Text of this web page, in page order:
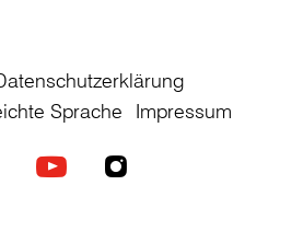
Sprache Impressum